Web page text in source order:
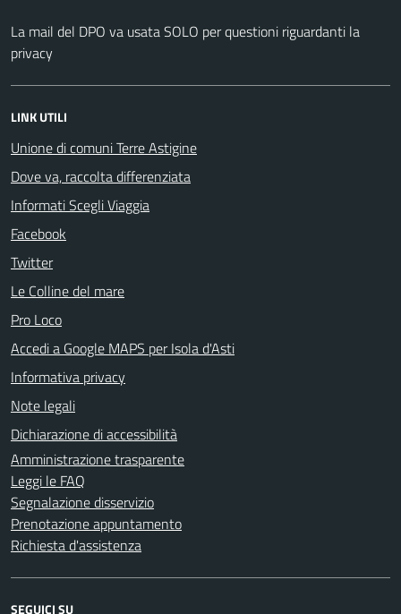
La mail del DPO va usata SOLO per questioni riguardanti la
privacy
LINK UTILI
Unione di comuni Terre Astigine
Dove va, raccolta differenziata
Informati Scegli Viaggia
Facebook
Twitter
Le Colline del mare
Pro Loco
Accedi a Google MAPS per Isola d'Asti
Informativa privacy
Note legali
Dichiarazione di accessibilità
Amministrazione trasparente
Leggi le FAQ
Segnalazione disservizio
Prenotazione appuntamento
Richiesta d'assistenza
SEGUICI SU